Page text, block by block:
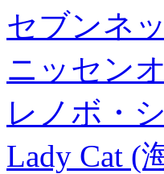
セブンネ
ニッセン
レノボ・
Lady Cat (